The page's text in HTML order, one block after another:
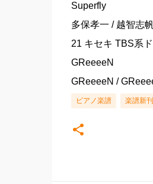
Superfly
多保孝一 / 越智志
21 キセキ TBS系
GReeeeN
GReeeeN /
ピアノ楽譜 楽譜新